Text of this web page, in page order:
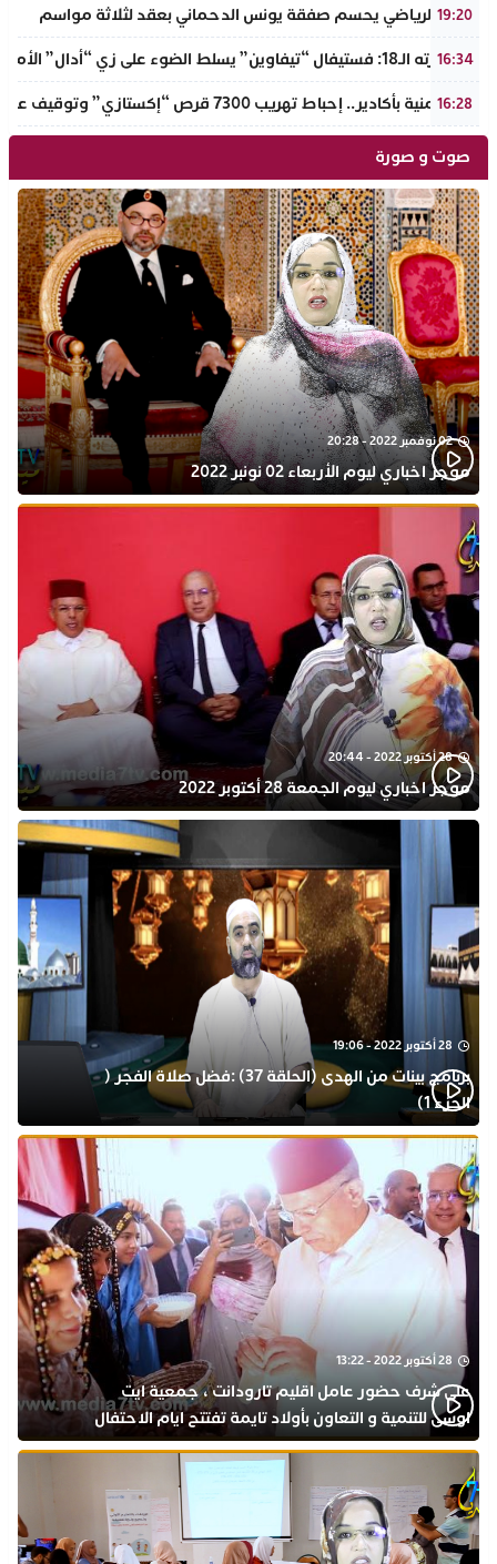
19:20
الرجاء الرياضي يحسم صفقة يونس الدحماني بعقد لثلاثة مواسم
16:34
في دورته الـ18: فستيفال “تيفاوين” يسلط الضوء على زي “أدال” الأمازيغي ويكرم رائدات التطريز والتصميم بالـأطلس الصغير
16:28
ضربة أمنية بأكادير.. إحباط تهريب 7300 قرص “إكستازي” وتوقيف عنصرين من ذوي السوابق
صوت و صورة
02 نوفمبر 2022 - 20:28
موجز اخباري ليوم الأربعاء 02 نونبر 2022
28 أكتوبر 2022 - 20:44
موجز اخباري ليوم الجمعة 28 أكتوبر 2022
28 أكتوبر 2022 - 19:06
برنامج بينات من الهدى (الحلقة 37) :فضل صلاة الفجر (
الجزء 1)
28 أكتوبر 2022 - 13:22
على شرف حضور عامل اقليم تارودانت ، جمعية ايت
اوسى للتنمية و التعاون بأولاد تايمة تفتتح ايام الاحتفال
بذكرى المولد النبوي